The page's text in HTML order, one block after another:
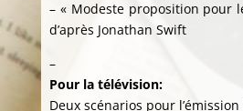
– « Modeste proposition pour
d’après Jonathan Swift
–
Pour la télévision:
Deux scénarios pour